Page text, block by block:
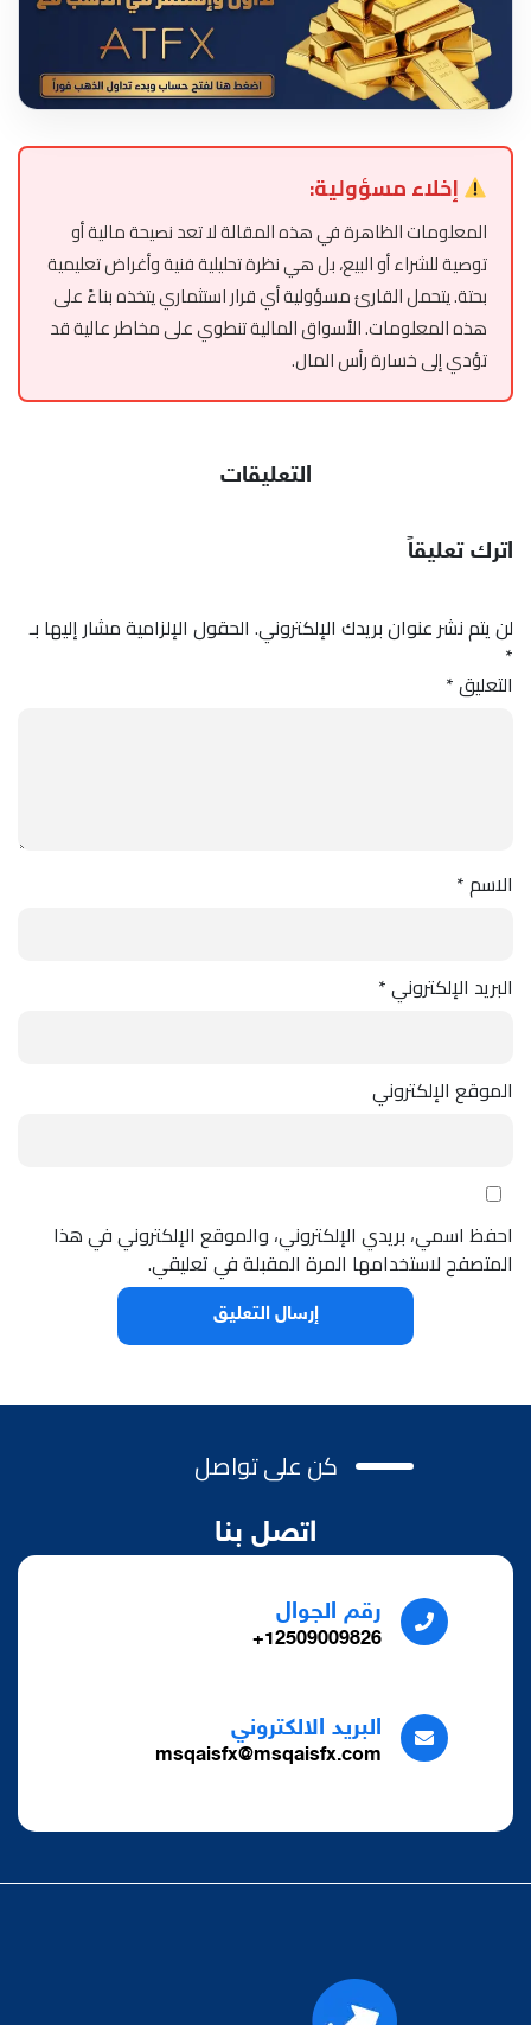
إخلاء مسؤولية:
المعلومات الظاهرة في هذه المقالة لا تعد نصيحة مالية أو
توصية للشراء أو البيع، بل هي نظرة تحليلية فنية وأغراض تعليمية
بحتة. يتحمل القارئ مسؤولية أي قرار استثماري يتخذه بناءً على
هذه المعلومات. الأسواق المالية تنطوي على مخاطر عالية قد
تؤدي إلى خسارة رأس المال.
التعليقات
اترك تعليقاً
لن يتم نشر عنوان بريدك الإلكتروني. الحقول الإلزامية مشار إليها بـ
*
التعليق*
الاسم*
البريد الإلكتروني*
الموقع الإلكتروني
احفظ اسمي، بريدي الإلكتروني، والموقع الإلكتروني في هذا
المتصفح لاستخدامها المرة المقبلة في تعليقي.
كن على تواصل
اتصل بنا
رقم الجوال
12509009826+
البريد الالكتروني
msqaisfx@msqaisfx.com